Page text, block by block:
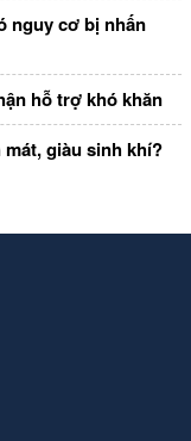
nguy cơ bị nhấn
hỗ trợ khó khăn
giàu sinh khí?